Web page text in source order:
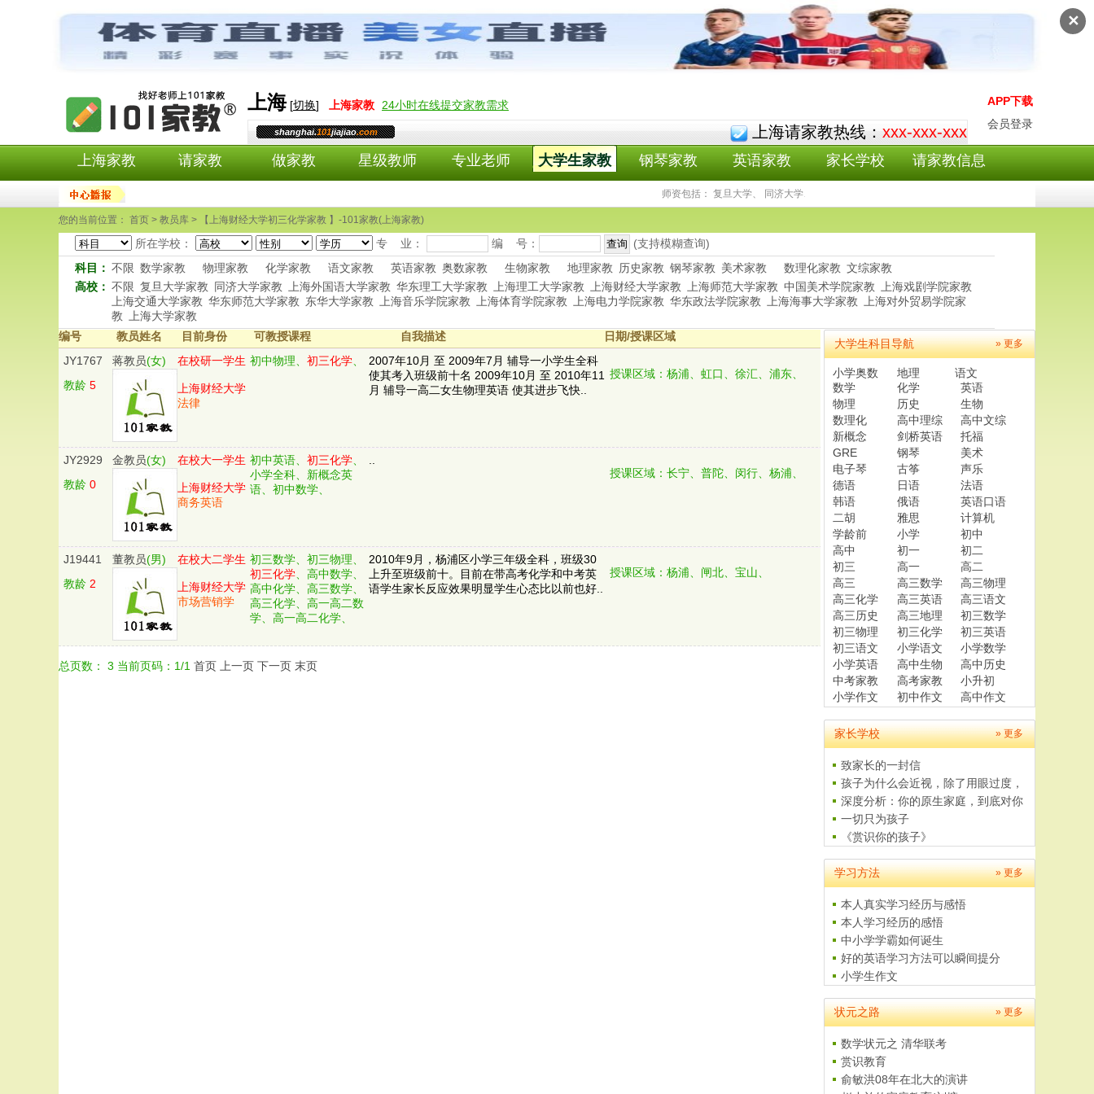
✕
上海[切换] 上海家教 24小时在线提交家教需求
shanghai.101jiajiao.com 上海请家教热线： xxx-xxx-xxx
APP下载
会员登录
上海家教 请家教 做家教 星级教师 专业老师 大学生家教 钢琴家教 英语家教 家长学校 请家教信息
师资包括： 复旦大学、 同济大学、上海外国语大学等上海财经大学家教老师为广大学员提供专业
您的当前位置： 首页 > 教员库 > 【上海财经大学初三化学家教 】-101家教(上海家教)
所在学校： 专 业： 编 号：
(支持模糊查询)
科目： 不限 数学家教 物理家教 化学家教 语文家教 英语家教 奥数家教 生物家教 地理家教 历史家教 钢琴家教 美术家教 数理化家教 文综家教
高校： 不限 复旦大学家教 同济大学家教 上海外国语大学家教 华东理工大学家教 上海理工大学家教 上海财经大学家教 上海师范大学家教 中国美术学院家教
上海戏剧学院家教
上海交通大学家教 华东师范大学家教 东华大学家教 上海音乐学院家教 上海体育学院家教 上海电力学院家教 华东政法学院家教 上海海事大学家教
上海对外贸易学院家
教
上海大学家教
编号
教员姓名 目前身份 可教授课程 自我描述
日期/授课区域
JY1767
教龄 5
蒋教员(女) 在校研一学生
上海财经大学
法律
初中物理、 初三化学
2007年10月 至 2009年7月 辅导一小学生全科
使其考入班级前十名 2009年10月 至 2010年11
月 辅导一高二女生物理英语 使其进步飞快..
授课区域：杨浦、虹口、徐汇、浦东、
JY2929
教龄 0
金教员(女) 在校大一学生
上海财经大学
商务英语
初中英语、 初三化学
小学全科、新概念英
语、初中数学、
授课区域：长宁、普陀、闵行、杨浦、
J19441
教龄 2
董教员(男) 在校大二学生
上海财经大学
市场营销学
初三数学、初三物理、
初三化学 、高中数学、
高中化学、高三数学、
高三化学、高一高二数
学、高一高二化学、
2010年9月，杨浦区小学三年级全科，班级30
上升至班级前十。目前在带高考化学和中考英
语学生家长反应效果明显学生心态比以前也好..
授课区域：杨浦、闸北、宝山、
总页数： 3 当前页码： 1/1 首页 上一页 下一页 末页
» 更多
大学生科目导航
小学奥数 地理
语文
数学
化学
英语
物理
历史
生物
数理化
高中理综
高中文综
新概念
剑桥英语
托福
GRE
钢琴
美术
电子琴
古筝
声乐
德语
日语
法语
韩语
俄语
英语口语
二胡
雅思
计算机
学龄前
小学
初中
高中
初一
初二
初三
高一
高二
高三
高三数学
高三物理
高三化学
高三英语
高三语文
高三历史
高三地理
初三数学
初三物理
初三化学
初三英语
初三语文
小学语文
小学数学
小学英语
高中生物
高中历史
中考家教
高考家教
小升初
小学作文
初中作文 高中作文
» 更多
家长学校
致家长的一封信
孩子为什么会近视，除了用眼过度，
这..深度分析：你的原生家庭，到底对你
有..一切只为孩子
《赏识你的孩子》
给学生家长的一封信
» 更多
学习方法
本人真实学习经历与感悟
本人学习经历的感悟
中小学学霸如何诞生
好的英语学习方法可以瞬间提分
小学生作文
4至5岁儿童美术培养计划
» 更多
状元之路
数学状元之 清华联考
赏识教育
俞敏洪08年在北大的演讲